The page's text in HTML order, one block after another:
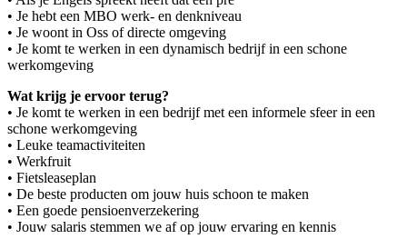
• Je hebt een MBO werk- en denkniveau
• Je woont in Oss of directe omgeving
• Je komt te werken in een dynamisch bedrijf in een schone
werkomgeving
Wat krijg je ervoor terug?
• Je komt te werken in een bedrijf met een informele sfeer in een
schone werkomgeving
• Leuke teamactiviteiten
• Werkfruit
• Fietsleaseplan
• De beste producten om jouw huis schoon te maken
• Een goede pensioenverzekering
• Jouw salaris stemmen we af op jouw ervaring en kennis